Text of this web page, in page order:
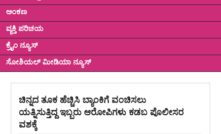
ಅಂಕಣ
ವ್ಯಕ್ತಿ ಪರಿಚಯ
ಕ್ರೈಂ ನ್ಯೂಸ್
ಸೋಶಿಯಲ್ ಮೀಡಿಯಾ ನ್ಯೂಸ್
ಚಿನ್ನದ ತೂಕ ಹೆಚ್ಚಿಸಿ ಬ್ಯಾಂಕಿಗೆ ವಂಚಿಸಲು
ಯತ್ನಿಸುತ್ತಿದ್ದ ಇಬ್ಬರು ಆರೋಪಿಗಳು ಕಡಬ ಪೊಲೀಸರ
ವಶಕ್ಕೆ